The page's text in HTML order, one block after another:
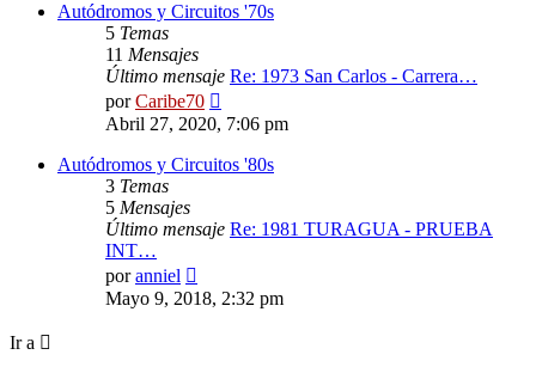
Autódromos y Circuitos '70s
5 Temas
11 Mensajes
Último mensaje Re: 1973 San Carlos - Carrera…
porCaribe70
último
mensaje
Abril 27, 2020, 7:06 pm
Autódromos y Circuitos '80s
3 Temas
5 Mensajes
Último mensaje Re: 1981 TURAGUA - PRUEBA
INT…
poranniel
último
mensaje
Mayo 9, 2018, 2:32 pm
Ir a